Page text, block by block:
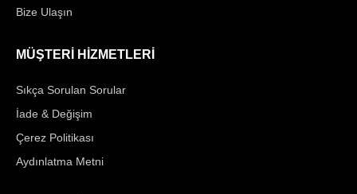
Bize Ulaşın
MÜŞTERİ HİZMETLERİ
Sıkça Sorulan Sorular
İade & Değişim
Çerez Politikası
Aydınlatma Metni